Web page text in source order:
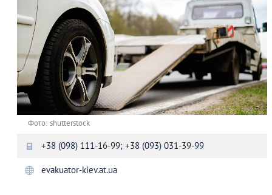
Фото: shutterstock
+38 (098) 111-16-99; +38 (093) 031-39-99
evakuator-kiev.at.ua